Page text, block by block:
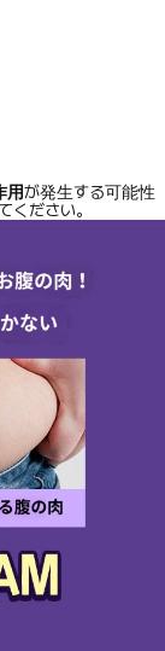
用が発生する可能性
ください。